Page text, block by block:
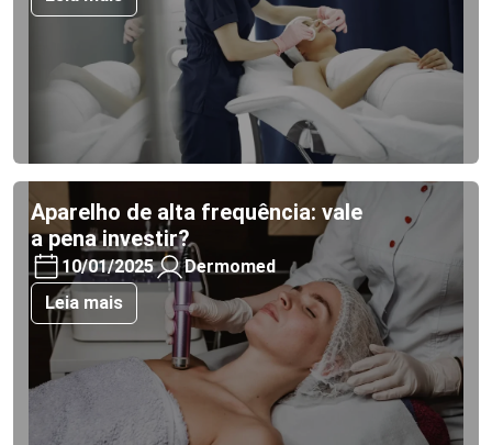
Aparelho de alta frequência: vale
a pena investir?
10/01/2025
Dermomed
Leia mais